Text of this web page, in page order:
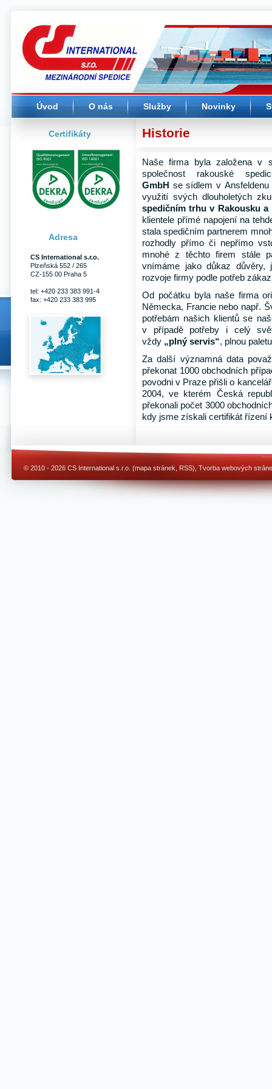
Historie
Naše firma byla založena v
společnost rakouské
GmbH se sídlem v
využití svých dlouholetých
spedičním trhu v Rakousku a
klientele přímé napojení na
stala spedičním partnerem
rozhodly přímo či nepřímo
mnohé z těchto firem stále
vnímáme jako důkaz
rozvoje firmy podle potřeb
Od počátku byla naše firma
Německa, Francie nebo např.
potřebám našich klientů se
v případě potřeby i celý
vždy „plný servis“, plnou
Za další významná data
překonat 1000 obchodních
povodni v Praze přišli o
2004, ve kterém Česká
překonali počet 3000
kdy jsme získali certifikát řízení
Úvod O nás Služby Novinky
Certifikáty
Adresa
CS International s.r.o.
Plzeňská 552 / 265
CZ-155 00 Praha 5
tel: +420 233 383 991-4
fax: +420 233 383 995
© 2010 - 2026 CS International s.r.o. (mapa stránek RSS), Tvorba webových